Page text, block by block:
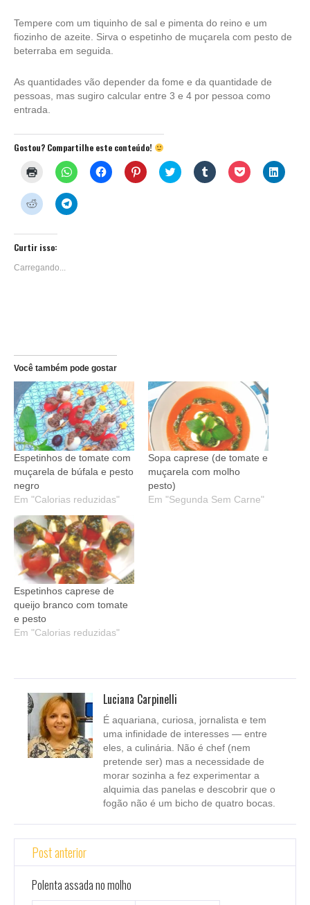
Tempere com um tiquinho de sal e pimenta do reino e um
fiozinho de azeite. Sirva o espetinho de muçarela com pesto de
beterraba em seguida.
As quantidades vão depender da fome e da quantidade de
pessoas, mas sugiro calcular entre 3 e 4 por pessoa como
entrada.
Gostou? Compartilhe este conteúdo!
Clique
para
em
nova
janela)
Clique
para
no
WhatsApp(abre
em
Clique
para
Clique
para
Clique
para
Clique
para
Clique
para
Clique
para
Clique
para
Reddit(abre
em
janela)
Clique
para
Curtir isso:
Carregando...
Você também pode gostar
Espetinhos de tomate com
muçarela de búfala e pesto
negro
Em "Calorias reduzidas"
Sopa caprese (de tomate e
muçarela com molho
pesto)
Em "Segunda Sem Carne"
Espetinhos caprese de
queijo branco com tomate
e pesto
Em "Calorias reduzidas"
Luciana Carpinelli
É aquariana, curiosa, jornalista e tem
uma infinidade de interesses — entre
eles, a culinária. Não é chef (nem
pretende ser) mas a necessidade de
morar sozinha a fez experimentar a
alquimia das panelas e descobrir que o
fogão não é um bicho de quatro bocas.
Post anterior
Polenta assada no molho